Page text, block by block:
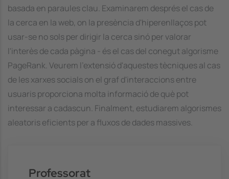
basada en paraules clau. Examinarem després el cas de
la cerca en la web, on la presència d'hiperenllaços pot
usar-se no sols per dirigir la cerca sinó per valorar
l'interès de cada pàgina - és el cas del conegut algorisme
PageRank. Veurem l'extensió d'aquestes tècniques al cas
de les xarxes socials on el graf d'interaccions entre
usuaris proporciona molta informació de què pot
interessar a cadascun. Finalment, estudiarem algorismes
aleatoris eficients per a fluxos de dades massives.
Professorat